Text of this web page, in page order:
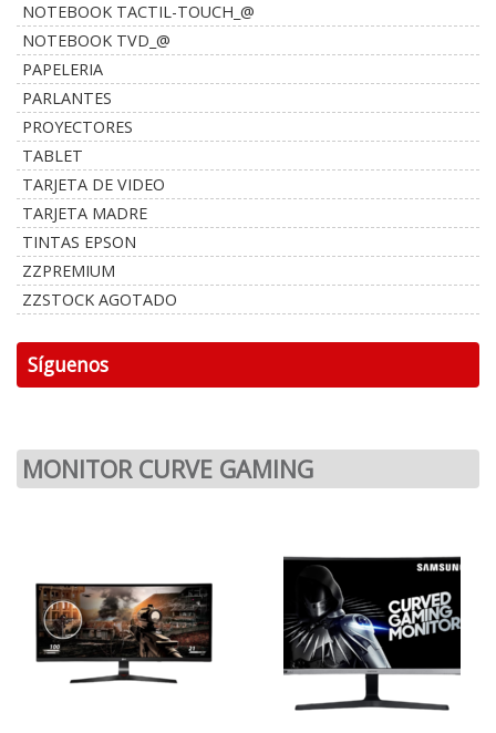
NOTEBOOK TACTIL-TOUCH_@
NOTEBOOK TVD_@
PAPELERIA
PARLANTES
PROYECTORES
TABLET
TARJETA DE VIDEO
TARJETA MADRE
TINTAS EPSON
ZZPREMIUM
ZZSTOCK AGOTADO
Síguenos
MONITOR CURVE GAMING